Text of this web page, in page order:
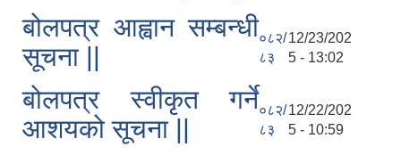
बोलपत्र आह्वान सम्बन्धी
सूचना ||
०८२/
८३
12/23/202
5 - 13:02
बोलपत्र स्वीकृत गर्ने
आशयको सूचना ||
०८२/
८३
12/22/202
5 - 10:59